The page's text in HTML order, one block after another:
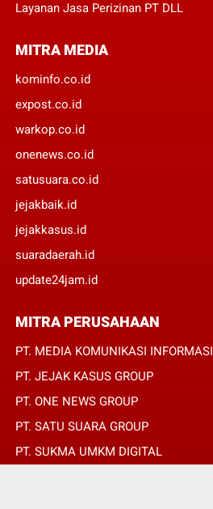
Layanan Jasa Perizinan PT DLL
MITRA MEDIA
kominfo.co.id
expost.co.id
warkop.co.id
onenews.co.id
satusuara.co.id
jejakbaik.id
jejakkasus.id
suaradaerah.id
update24jam.id
MITRA PERUSAHAAN
PT. MEDIA KOMUNIKASI INFORMASI
PT. JEJAK KASUS GROUP
PT. ONE NEWS GROUP
PT. SATU SUARA GROUP
PT. SUKMA UMKM DIGITAL